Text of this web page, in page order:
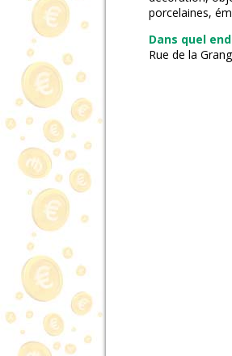
porcelaines,
Dans quel
Rue de la